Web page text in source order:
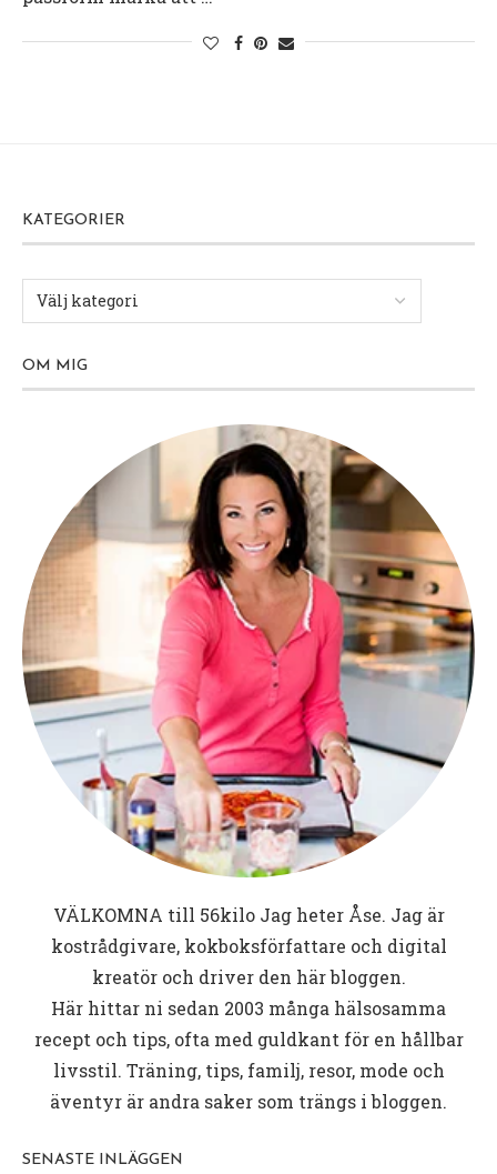
KATEGORIER
OM MIG
VÄLKOMNA till 56kiloJag heter Åse. Jag är
kostrådgivare, kokboksförfattare och digital
kreatör och driver den här bloggen.
Här hittar ni sedan 2003 många hälsosamma
recept och tips, ofta med guldkant för en hållbar
livsstil. Träning, tips, familj, resor, mode och
äventyr är andra saker som trängs i bloggen.
SENASTE INLÄGGEN